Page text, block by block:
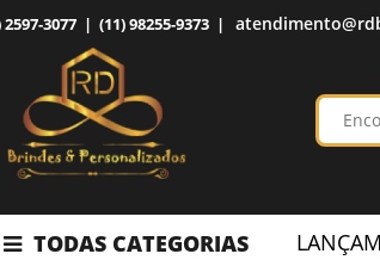
2597-3077 | (11) 98255-9373 |
TODAS CATEGORIAS